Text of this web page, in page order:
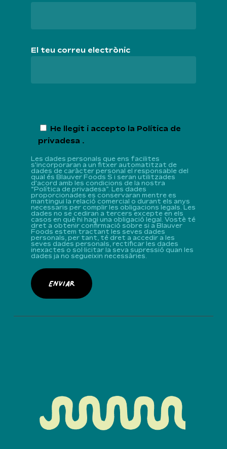
El teu correu electrònic
He llegit i accepto la Política de
privadesa .
Les dades personals que ens facilites
s'incorporaran a un fitxer automatitzat de
dades de caràcter personal el responsable del
qual és Blauver Foods S i seran utilitzades
d'acord amb les condicions de la nostra
“Política de privadesa”. Les dades
proporcionades es conservaran mentre es
mantingui la relació comercial o durant els anys
necessaris per complir les obligacions legals. Les
dades no se cediran a tercers excepte en els
casos en què hi hagi una obligació legal. Vostè té
dret a obtenir confirmació sobre si a Blauver
Foods estem tractant les seves dades
personals, per tant, té dret a accedir a les
seves dades personals, rectificar les dades
inexactes o sol·licitar la seva supressió quan les
dades ja no segueixin necessàries.